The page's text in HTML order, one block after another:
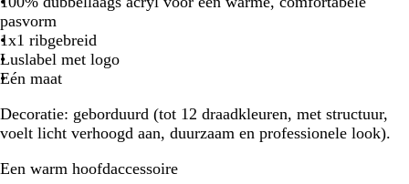
u
w
j
s
e
n
n
j
e
d
pasvorm
1x1 ribgebreid
Luslabel met logo
Eén maat
Decoratie: geborduurd (tot 12 draadkleuren, met structuur,
voelt licht verhoogd aan, duurzaam en professionele look).
Een warm hoofdaccessoire